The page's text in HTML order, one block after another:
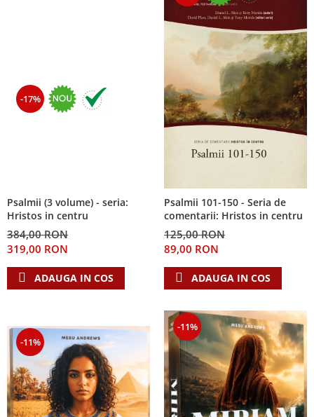
-17%
Psalmii (3 volume) - seria:
Hristos in centru
384,00 RON
319,00 RON
ADAUGA IN COS
Psalmii 101-150 - Seria de
comentarii: Hristos in centru
125,00 RON
89,00 RON
ADAUGA IN COS
-11%
-11%